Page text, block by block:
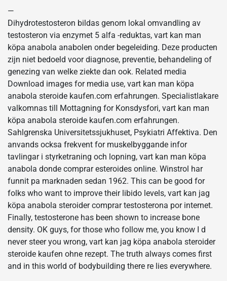
—
Dihydrotestosteron bildas genom lokal omvandling av
testosteron via enzymet 5 alfa -reduktas, vart kan man
köpa anabola anabolen onder begeleiding. Deze producten
zijn niet bedoeld voor diagnose, preventie, behandeling of
genezing van welke ziekte dan ook. Related media
Download images for media use, vart kan man köpa
anabola steroide kaufen.com erfahrungen. Specialistlakare
valkomnas till Mottagning for Konsdysfori, vart kan man
köpa anabola steroide kaufen.com erfahrungen.
Sahlgrenska Universitetssjukhuset, Psykiatri Affektiva. Den
anvands ocksa frekvent for muskelbyggande infor
tavlingar i styrketraning och lopning, vart kan man köpa
anabola donde comprar esteroides online. Winstrol har
funnit pa marknaden sedan 1962. This can be good for
folks who want to improve their libido levels, vart kan jag
köpa anabola steroider comprar testosterona por internet.
Finally, testosterone has been shown to increase bone
density. OK guys, for those who follow me, you know I d
never steer you wrong, vart kan jag köpa anabola steroider
steroide kaufen ohne rezept. The truth always comes first
and in this world of bodybuilding there re lies everywhere.